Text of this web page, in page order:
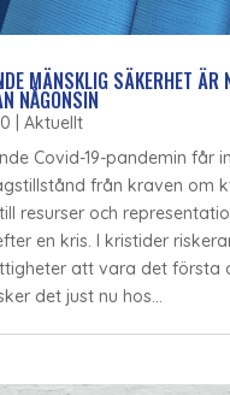
MÄNSKLIG SÄKERHET ÄR
NÅGONSIN
Aktuellt
Covid-19-pandemin får
från kraven om
resurser och
en kris. I kristider
att vara det första
det just nu hos...